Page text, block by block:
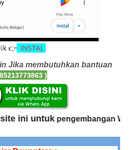
👉 INSTAL
Jika membutuhkan bantuan
)
untukpengembangan Website